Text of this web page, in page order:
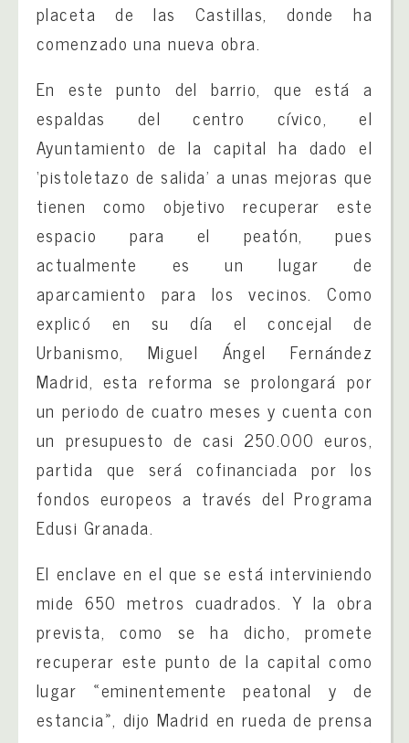
placeta de las Castillas, donde ha
comenzado una nueva obra.
En este punto del barrio, que está a
espaldas del centro cívico, el
Ayuntamiento de la capital ha dado el
‘pistoletazo de salida’ a unas mejoras que
tienen como objetivo recuperar este
espacio para el peatón, pues
actualmente es un lugar de
aparcamiento para los vecinos. Como
explicó en su día el concejal de
Urbanismo, Miguel Ángel Fernández
Madrid, esta reforma se prolongará por
un periodo de cuatro meses y cuenta con
un presupuesto de casi 250.000 euros,
partida que será cofinanciada por los
fondos europeos a través del Programa
Edusi Granada.
El enclave en el que se está interviniendo
mide 650 metros cuadrados. Y la obra
prevista, como se ha dicho, promete
recuperar este punto de la capital como
lugar «eminentemente peatonal y de
estancia», dijo Madrid en rueda de prensa